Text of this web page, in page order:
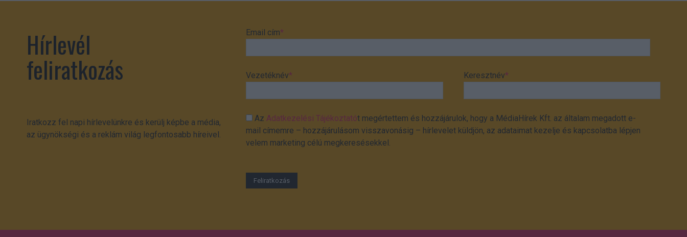
Hírlevél
feliratkozás
Iratkozz fel napi hírlevelünkre és kerülj képbe a média,
az ügynökségi és a reklám világ legfontosabb híreivel.
Email cím*
Vezetéknév* Keresztnév*
AzAdatkezelési Tájékoztatót megértettem és hozzájárulok, hogy a MédiaHírek Kft. az általam megadott e-
mail címemre – hozzájárulásom visszavonásig – hírlevelet küldjön, az adataimat kezelje és kapcsolatba lépjen
velem marketing célú megkeresésekkel.